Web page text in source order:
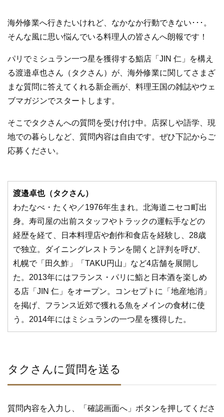
海外修業へ行きたいけれど、なかなか行動できない･･･。
そんな風に思い悩んでいる料理人の皆さんへ朗報です！
パリでミシュラン一つ星を獲得する鮨店「JIN 仁」を構え
る渡邉卓也さん（タクさん）が、海外修業に関してさまざ
まな質問に答えてくれる新企画が、料理王国の雑誌やウェ
ブマガジンでスタートします。
そこでタクさんへの質問を受け付け中。店探しや語学、現
地での暮らしなど、質問内容は自由です。ぜひ下記からご
応募ください。
渡邉卓也（タクさん）
わたなべ・たくや／1976年生まれ。北海道ニセコ町出
身。寿司屋の出前スタッフやトラックの運転手などの
経歴を経て、日本料理店や創作和食店を経験し、28歳
で独立。ダイニングレストランを開くと評判を呼び、
札幌で「田久鮓」「TAKU円山」など4店舗を展開し
た。2013年にはフランス・パリに鮨と日本酒を楽しめ
る店「JIN 仁」をオープン。コンセプトに「地産地消」
を掲げ、フランス近郊で獲れる魚をメインの食材に使
う。2014年にはミシュランの一つ星を獲得した。
タクさんに質問を送る
質問内容を入力し、「確認画面へ」ボタンを押してくださ